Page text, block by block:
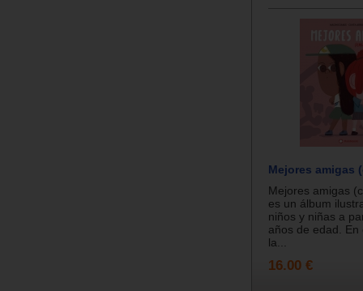
Mejores amigas
Mejores amigas
es un álbum
niños y niñas a
años de edad.
la...
16.00 €